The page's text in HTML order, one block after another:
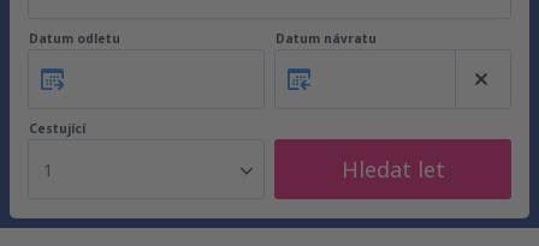
Datum odletu Datum návratu
Cestující
1 Hledat let